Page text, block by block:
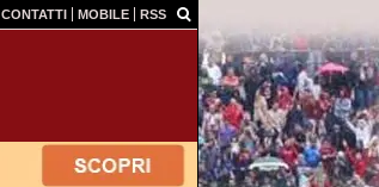
CONTATTI MOBILE RSS